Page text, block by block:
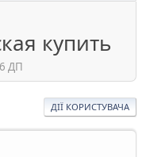
купить
ДП
ДІЇ КОРИСТУВАЧА